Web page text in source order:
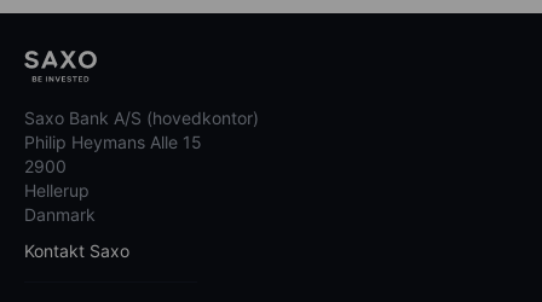
Saxo Bank A/S (hovedkontor)
Philip Heymans Alle 15
2900
Hellerup
Danmark
Kontakt Saxo